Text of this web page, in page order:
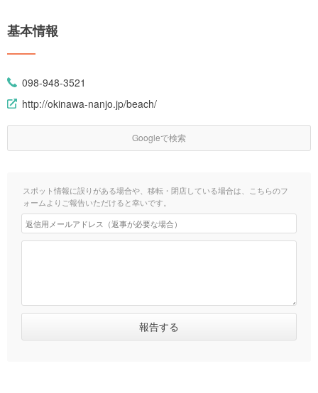
基本情報
098-948-3521
http://okinawa-nanjo.jp/beach/
Googleで検索
スポット情報に誤りがある場合や、移転・閉店している場合は、こちらのフ
ォームよりご報告いただけると幸いです。